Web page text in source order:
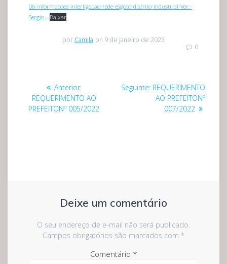
06-informacoes-interligacao-rede-esgoto-distrito-industrial-Ver.-
Sergio.
Baixar
por Camila on 9 de janeiro de 2023
0
Navegação
Anterior:Post
anterior:
REQUERIMENTO AO
PREFEITONº 005/2022
Seguinte: Post
seguinte:
REQUERIMENTO
AO PREFEITONº
007/2022
Deixe um comentário
O seu endereço de e-mail não será publicado.
Campos obrigatórios são marcados com *
Comentário *